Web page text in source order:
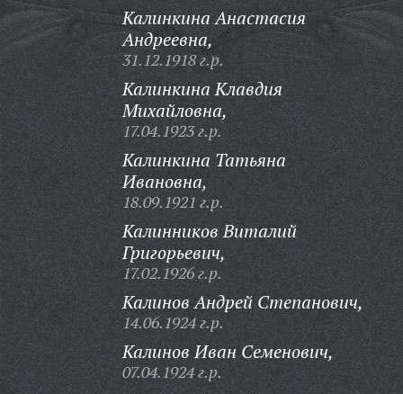
Калинкина Анастасия
Андреевна,
31.12.1918 г.р.
Калинкина Клавдия
Михайловна,
17.04.1923 г.р.
Калинкина Татьяна
Ивановна,
18.09.1921 г.р.
Калинников Виталий
Григорьевич,
17.02.1926 г.р.
Калинов Андрей Степанович,
14.06.1924 г.р.
Калинов Иван Семенович,
07.04.1924 г.р.